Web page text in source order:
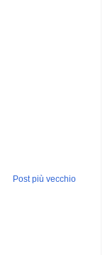
Post più vecchio